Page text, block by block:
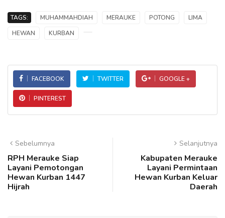
TAGS: MUHAMMAHDIAH MERAUKE POTONG
LIMA
HEWAN
KURBAN
FACEBOOK TWITTER GOOGLE +
PINTEREST
Sebelumnya
RPH Merauke Siap
Layani Pemotongan
Hewan Kurban 1447
Hijrah
Selanjutnya
Kabupaten Merauke
Layani Permintaan
Hewan Kurban Keluar
Daerah